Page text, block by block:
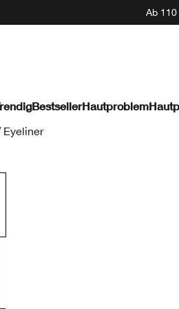
Ab
BestsellerHautproblem
Eyeliner